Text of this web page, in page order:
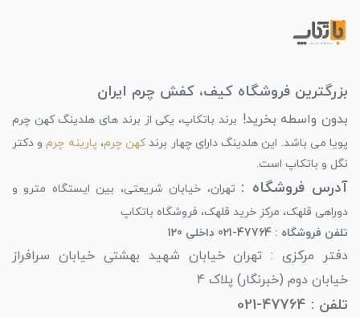
بزرگترین فروشگاه کیف، کفش چرم ایران
بدون واسطه بخرید! برند باتکاپ، یکی از برند های هلدینگ کهن چرم
پویا می باشد. این هلدینگ دارای چهار برندکهن چرم، پارینه چرمو دکتر
نگل و باتکاپ است.
آدرس فروشگاه : تهران، خیابان شریعتی، بین ایستگاه مترو و
دوراهی قلهک، مرکز خرید قلهک، فروشگاه باتکاپ
تلفن فروشگاه : 47764-021 داخلی 120
دفتر مرکزی : تهران خیابان شهید بهشتی خیابان سرافراز
خیابان دوم (خبرنگار) پلاک 4
تلفن : 47764-021